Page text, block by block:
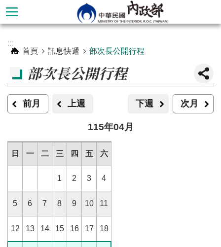
跳到主要內容區塊
階
部
介
:::
首頁
訊息快遞 部次長公開行程
部次長公開行程
前月 上週 下週 次月
115年04月
日 一 二 三 四 五 六
1 2 3 4
5 6 7 8 9 10 11
12 13 14 15 16 17 18